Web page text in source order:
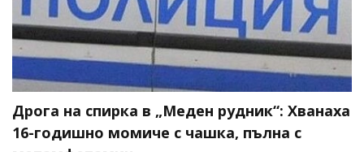
Дрога на спирка в „Меден рудник“: Хванаха
16-годишно момиче с чашка, пълна с